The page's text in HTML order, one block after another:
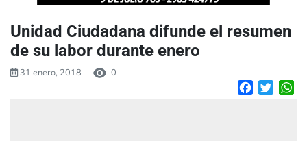
Unidad Ciudadana difunde el resumen
de su labor durante enero
31 enero, 2018 0
Facebook